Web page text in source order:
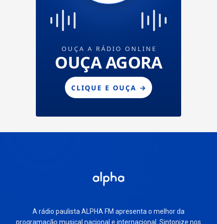
A rádio paulista ALPHA FM apresenta o melhor da
programação musical nacional e internacional. Sintonize nos